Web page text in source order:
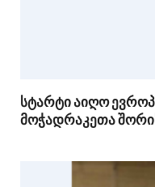
სტარტი აიღო
მოჭადრაკეთა